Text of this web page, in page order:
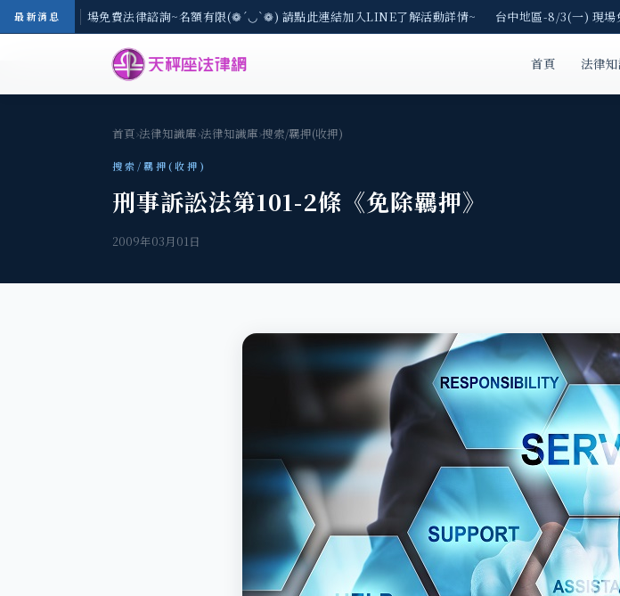
最新消息
-8/3(一) 現場免費法律諮詢~名額有限(❁´◡`❁) 請點此連結加入LINE了解活動詳情~ 台中地區-8/3(一) 現場
首頁 法律
首頁›法律知識庫›法律知識庫›搜索/羈押(收押)
搜索/羈押(收押)
刑事訴訟法第101-2條《免除羈押》
2009年03月01日